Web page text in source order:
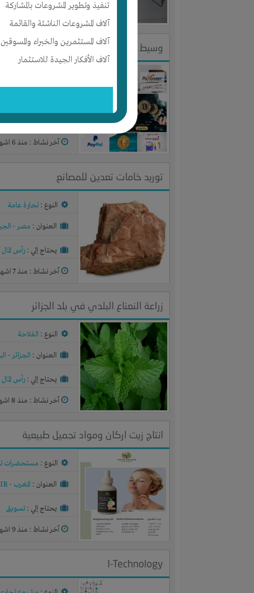
تنفيذ وتطوير المشروعات بالمشاركة
آلاف المشروعات الناشئة والقائمة
آلاف المستثمرين والخبراء والمسوقين
آلاف الأفكار الجيدة للاستثمار
وسيط مالي الكتروني
يحتاج إلي :رأس المال
آخر نشاط : منذ 6 اشهر
توريد خامات تعدين للمصانع
النوع : تجارة عامة
العنوان : مصر-
يحتاج إلي : رأس المال
آخر نشاط : منذ 7 اشهر
زراعة النعناع البلدي في بلد الجزائر
النوع : الفلاحة
العنوان : الجزائر-
يحتاج إلي : رأس المال
آخر نشاط : منذ 8 اشهر
انتاج زيت اركان ومواد تجميل طبيعية
النوع : مستحضرات
العنوان : المغرب -
يحتاج إلي : تسويق
آخر نشاط : منذ 9 اشهر
I-Technology